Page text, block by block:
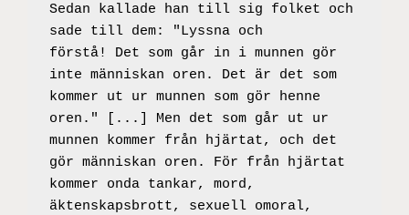
Sedan kallade han till sig folket och
sade till dem: "Lyssna och
förstå! Det som går in i munnen gör
inte människan oren. Det är det som
kommer ut ur munnen som gör henne
oren." [...] Men det som går ut ur
munnen kommer från hjärtat, och det
gör människan oren. För från hjärtat
kommer onda tankar, mord,
äktenskapsbrott, sexuell omoral,